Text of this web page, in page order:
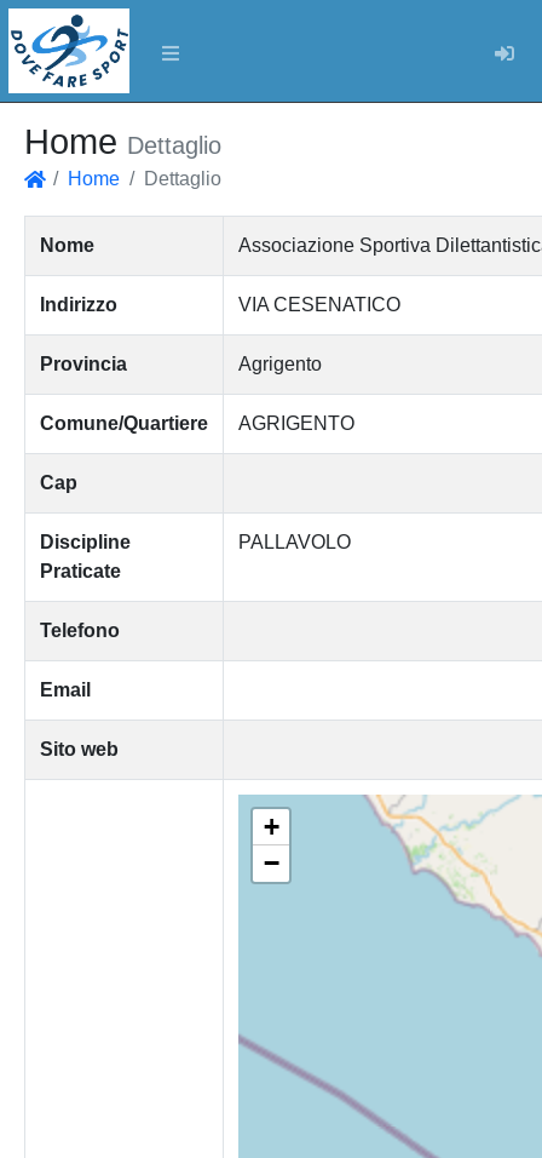
Home Dettaglio
Home Dettaglio
Nome Associazione Sportiva
Indirizzo VIA CESENATICO
Provincia Agrigento
Comune/Quartiere AGRIGENTO
Cap
Discipline
Praticate
PALLAVOLO
Telefono
Email
Sito web
+
−